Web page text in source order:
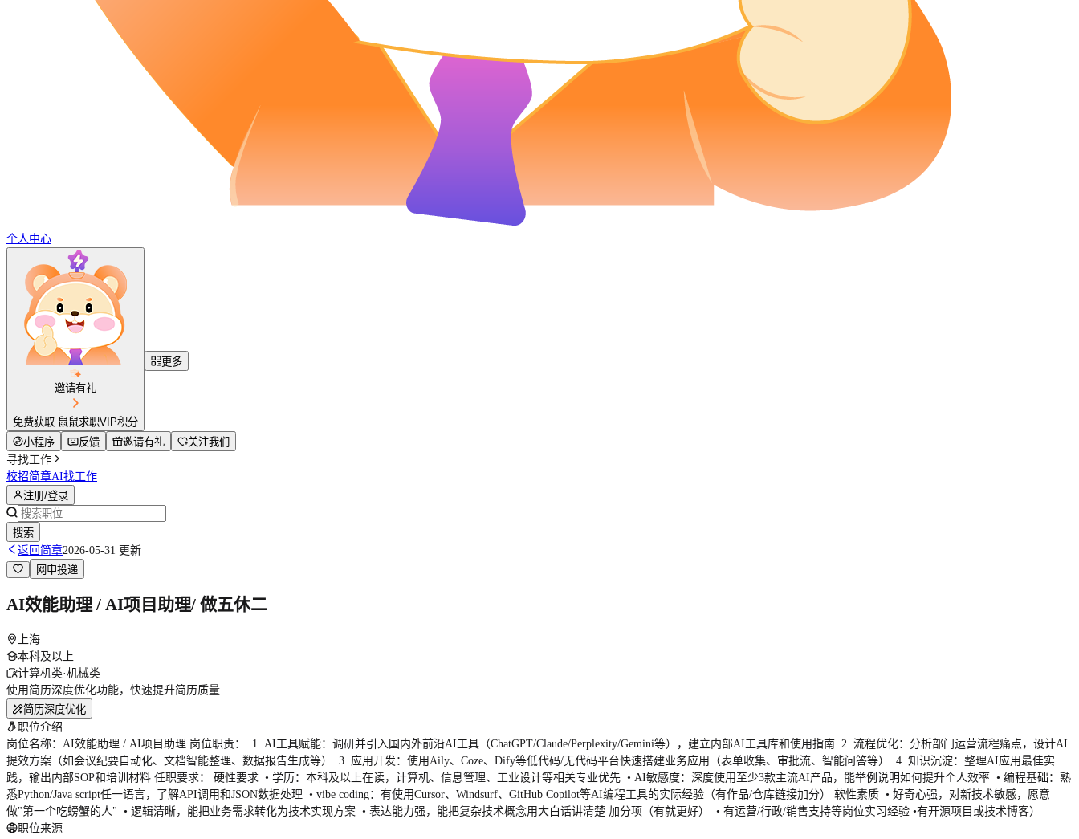
个人中心
邀请有礼
免费获取 鼠鼠求职VIP积分
更多
小程序 反馈 邀请有礼
关注我们
寻找工作
校招简章AI找工作
注册/登录
搜索
返回简章2026-05-31 更新
网申投递
AI效能助理 / AI项目助理/ 做五休二
上海
本科及以上
计算机类·机械类
使用简历深度优化功能，快速提升简历质量
简历深度优化
职位介绍
岗位名称：AI效能助理 / AI项目助理 岗位职责： 1. AI工具赋能：调研并引入国内外前沿AI工具（ChatGPT/Claude/Perplexity/Gemini等），建立内部AI工具库和使用指南 2. 流程优化：分析部门运营流程痛点，设计AI
提效方案（如会议纪要自动化、文档智能整理、数据报告生成等） 3. 应用开发：使用Aily、Coze、Dify等低代码/无代码平台快速搭建业务应用（表单收集、审批流、智能问答等） 4. 知识沉淀：整理AI应用最佳实
践，输出内部SOP和培训材料 任职要求： 硬性要求 • 学历：本科及以上在读，计算机、信息管理、工业设计等相关专业优先 • AI敏感度：深度使用至少3款主流AI产品，能举例说明如何提升个人效率 • 编程基础：熟
悉Python/Java script任一语言，了解API调用和JSON数据处理 • vibe coding：有使用Cursor、Windsurf、GitHub Copilot等AI编程工具的实际经验（有作品/仓库链接加分） 软性素质 • 好奇心强，对新技术敏感，愿意
做"第一个吃螃蟹的人" • 逻辑清晰，能把业务需求转化为技术实现方案 • 表达能力强，能把复杂技术概念用大白话讲清楚 加分项（有就更好） • 有运营/行政/销售支持等岗位实习经验 •有开源项目或技术博客）
职位来源